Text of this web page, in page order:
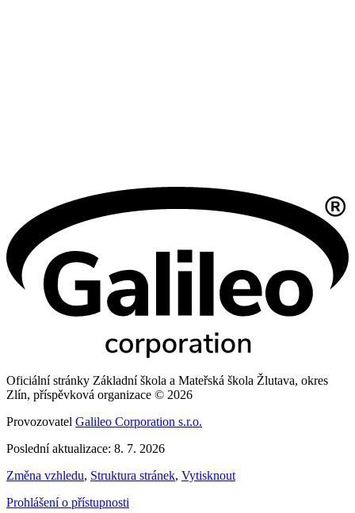
Oficiální stránky Základní škola a Mateřská škola Žlutava, okres
Zlín, příspěvková organizace © 2026
Provozovatel Galileo Corporation s.r.o.
Poslední aktualizace: 8. 7. 2026
Změna vzhledu, Struktura stránek, Vytisknout
Prohlášení o přístupnosti